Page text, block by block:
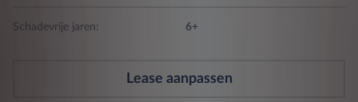
Schadevrije jaren: 6+
Lease aanpassen